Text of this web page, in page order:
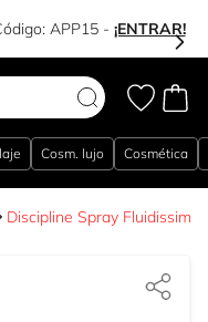
APP15- ¡ENTRAR!
Cosm. lujo Cosmética
Discipline Spray